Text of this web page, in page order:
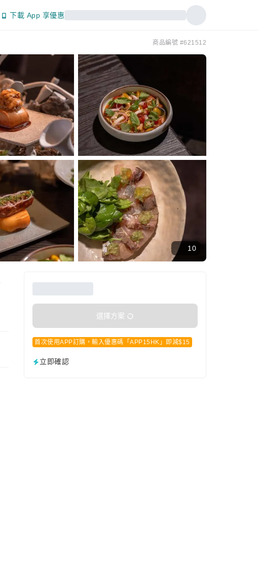
下載 App 享優惠
商品編號 #621512
10
選擇方案
首次使用APP訂購，輸入優惠碼「APP15HK」即減$15
立即確認